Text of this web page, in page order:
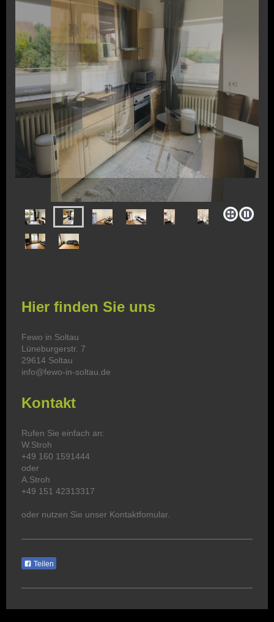
Hier finden Sie uns
Fewo in Soltau
Lüneburgerstr. 7
29614 Soltau
info@fewo-in-soltau.de
Kontakt
Rufen Sie einfach an:
W.Stroh
+49 160 1591444
oder
A.Stroh
+49 151 42313317
oder nutzen Sie unser Kontaktfomular.
Teilen